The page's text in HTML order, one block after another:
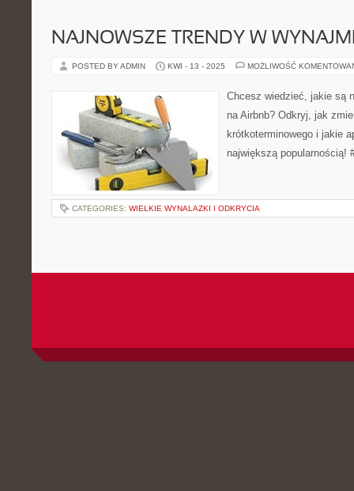
NAJNOWSZE TRENDY W
POSTED BY ADMIN KWI - 13 - 2025 MOŻLIWOŚĆ
Chcesz wiedzieć, jakie są
na Airbnb? Odkryj, jak
krótkoterminowego i jakie
największą popularnością!
CATEGORIES: WIELKIE WYNALAZKI I ODKRYCIA